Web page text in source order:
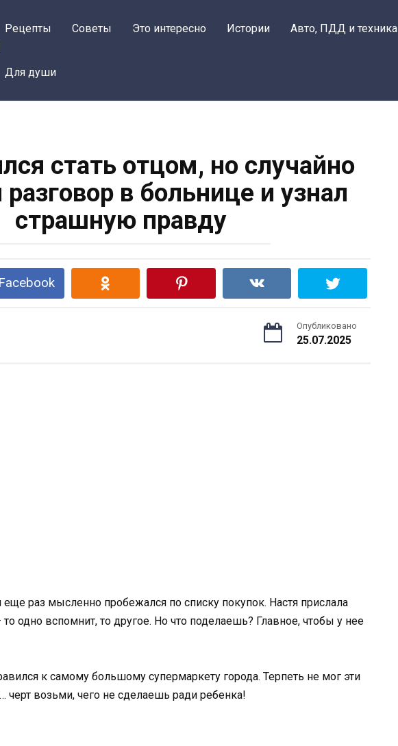
Рецепты Советы Это интересно Истории Авто, ПДД и техника
Для души
стать отцом, но случайно
в больнице и узнал
страшную правду
Опубликовано
25.07.2025
раз мысленно пробежался по списку покупок. Настя прислала
одно вспомнит, то другое. Но что поделаешь? Главное, чтобы у нее
к самому большому супермаркету города. Терпеть не мог эти
черт возьми, чего не сделаешь ради ребенка!